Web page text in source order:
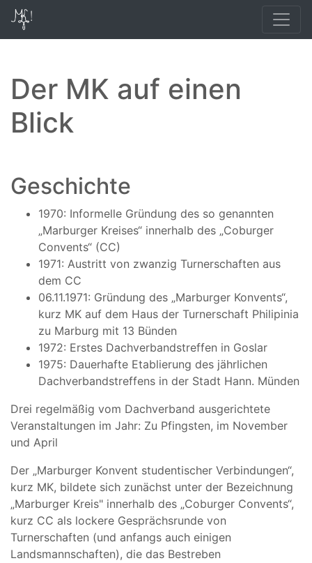
Der MK auf einen
Blick
Geschichte
1970: Informelle Gründung des so genannten
„Marburger Kreises“ innerhalb des „Coburger
Convents“ (CC)
1971: Austritt von zwanzig Turnerschaften aus
dem CC
06.11.1971: Gründung des „Marburger Konvents“,
kurz MK auf dem Haus der Turnerschaft Philipinia
zu Marburg mit 13 Bünden
1972: Erstes Dachverbandstreffen in Goslar
1975: Dauerhafte Etablierung des jährlichen
Dachverbandstreffens in der Stadt Hann. Münden
Drei regelmäßig vom Dachverband ausgerichtete
Veranstaltungen im Jahr: Zu Pfingsten, im November
und April
Der „Marburger Konvent studentischer Verbindungen“,
kurz MK, bildete sich zunächst unter der Bezeichnung
„Marburger Kreis" innerhalb des „Coburger Convents“,
kurz CC als lockere Gesprächsrunde von
Turnerschaften (und anfangs auch einigen
Landsmannschaften), die das Bestreben